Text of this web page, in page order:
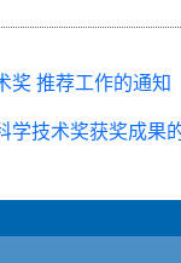
奖 推荐工作的通知
学技术奖获奖成果